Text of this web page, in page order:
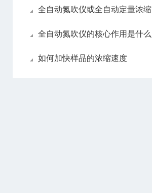
全自动氮吹仪或全自动定量浓缩仪如何做选择
全自动氮吹仪的核心作用是什么
如何加快样品的浓缩速度